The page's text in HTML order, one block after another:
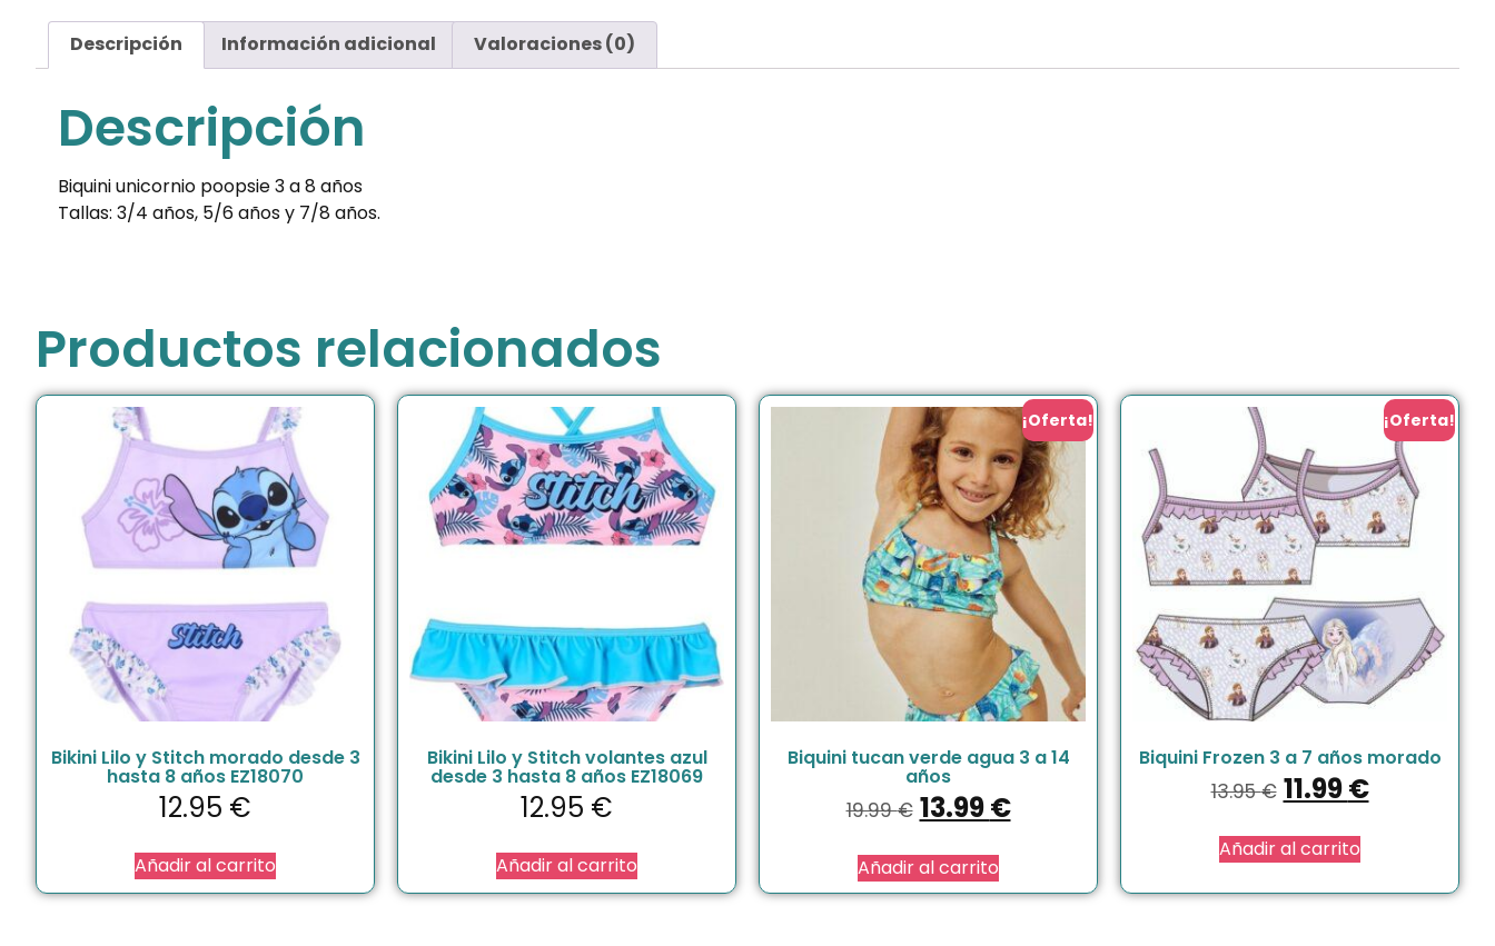
Descripción Información adicional Valoraciones (0)
Descripción
Biquini unicornio poopsie 3 a 8 años
Tallas: 3/4 años, 5/6 años y 7/8 años.
Productos relacionados
Bikini Lilo y Stitch morado desde 3
hasta 8 años EZ18070
12.95 €
Añadir al carrito
Bikini Lilo y Stitch volantes azul
desde 3 hasta 8 años EZ18069
12.95 €
Añadir al carrito
¡Oferta!
Biquini tucan verde agua 3 a 14
años
19.99€ 13.99€
Añadir al carrito
¡Oferta!
Biquini Frozen 3 a 7 años morado
13.95€ 11.99€
Añadir al carrito